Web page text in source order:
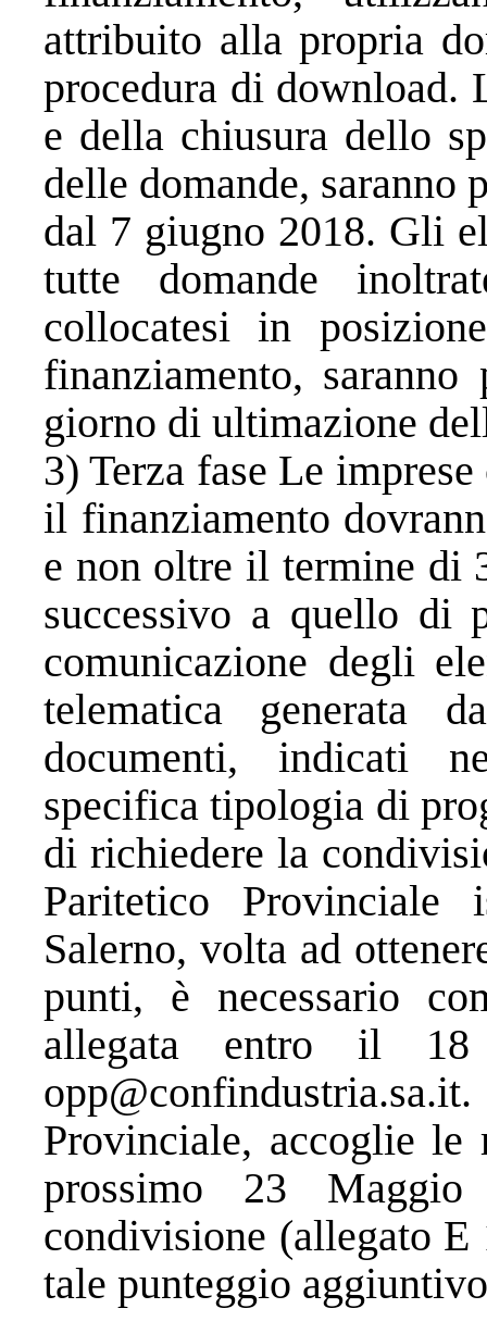
attribuito alla propria
procedura di download.
e della chiusura dello
delle domande,
dal 7 giugno 2018. Gli
tutte domande
collocatesi in
finanziamento,
giorno di ultimazione
3) Terza fase Le
il finanziamento
e non oltre il termine di
successivo a quello di
comunicazione degli
telematica
documenti, indicati
specifica tipologia di
di richiedere la
Paritetico Provinciale
Salerno, volta ad
punti, è necessario
allegata entro il
opp@confindustria.sa.it.
Provinciale, accoglie le
prossimo 23
condivisione (allegato
tale punteggio